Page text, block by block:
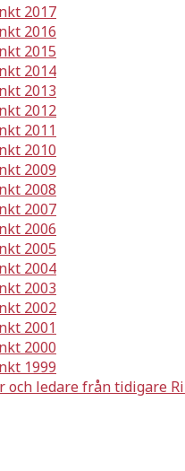
2017
2016
2015
2014
2013
2012
2011
2010
2009
2008
2007
2006
2005
2004
2003
2002
2001
2000
1999
och ledare från tidigare